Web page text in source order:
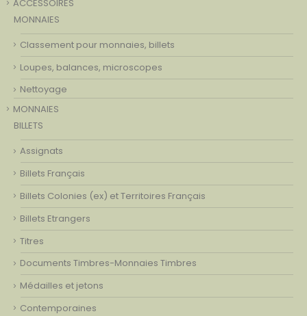
ACCESSOIRES
MONNAIES
Classement pour monnaies, billets
Loupes, balances, microscopes
Nettoyage
MONNAIES
BILLETS
Assignats
Billets Français
Billets Colonies (ex) et Territoires Français
Billets Etrangers
Titres
Documents Timbres-Monnaies Timbres
Médailles et jetons
Contemporaines